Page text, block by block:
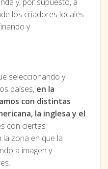
y, por supuesto, a
los criadores locales
y
seleccionando y
países, en la
con distintas
la inglesa y el
con ciertas
la zona en que la
a imagen y